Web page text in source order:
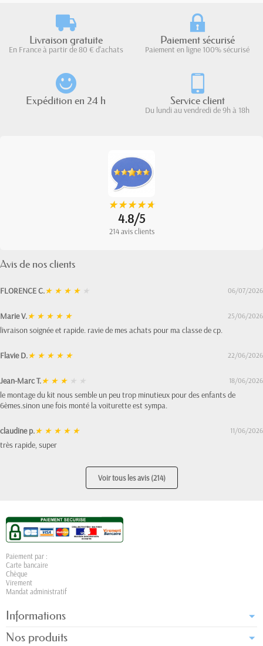
Livraison gratuite
En France à partir de 80 € d'achats
Paiement sécurisé
Paiement en ligne 100% sécurisé
Expédition en 24 h Service client
Du lundi au vendredi de 9h à 18h
★
★★
★★
★★
★★
★
4.8/5
214 avis clients
Avis de nos clients
FLORENCE C.★ ★ ★ ★ ★ 06/07/2026
Marie V.★ ★ ★ ★ ★ 25/06/2026
livraison soignée et rapide. ravie de mes achats pour ma classe de cp.
Flavie D.★ ★ ★ ★ ★ 22/06/2026
Jean-Marc T.★ ★ ★ ★ ★ 18/06/2026
le montage du kit nous semble un peu trop minutieux pour des enfants de
6èmes.sinon une fois monté la voiturette est sympa.
claudine p.★ ★ ★ ★ ★ 11/06/2026
très rapide, super
Voir tous les avis (214)
Paiement par :
Carte bancaire
Chèque
Virement
Mandat administratif
Informations
Nos produits